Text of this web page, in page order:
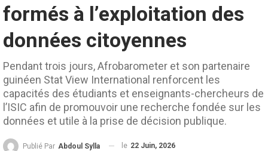
formés à l’exploitation des
données citoyennes
Pendant trois jours, Afrobarometer et son partenaire
guinéen Stat View International renforcent les
capacités des étudiants et enseignants-chercheurs de
l’ISIC afin de promouvoir une recherche fondée sur les
données et utile à la prise de décision publique.
Publié Par Abdoul Sylla le 22 Juin, 2026